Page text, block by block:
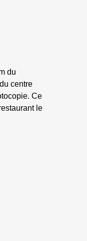
du
centre
Ce
le